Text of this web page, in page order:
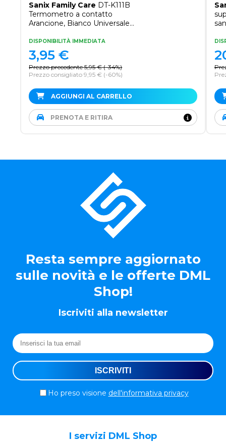
Sanix Family Care DT-K111B
Termometro a contatto
Arancione, Bianco Universale
DISPONIBILITÀ IMMEDIATA
Prezzo precedente 5,95 € (-34%)
Prezzo consigliato 9,95 € (-60%)
3,95 €
AGGIUNGI AL CARRELLO
PRENOTA E RITIRA
Resta sempre aggiornato
sulle novità e le offerte DML
Shop!
Iscriviti alla newsletter
Ho preso visione dell'informativa privacy
I servizi DML Shop